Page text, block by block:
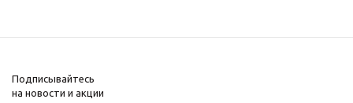
Подписывайтесь
на новости и акции